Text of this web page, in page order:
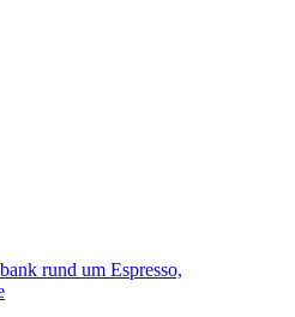
rund um Espresso,